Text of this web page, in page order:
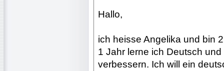
Hallo,
ich heisse Angelika und bin
1 Jahr lerne ich Deutsch
verbessern. Ich will ein